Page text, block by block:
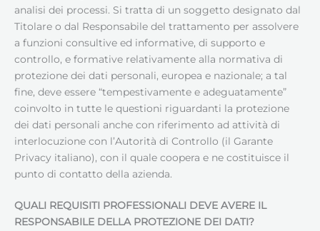
analisi dei processi. Si tratta di un soggetto designato dal
Titolare o dal Responsabile del trattamento per assolvere
a funzioni consultive ed informative, di supporto e
controllo, e formative relativamente alla normativa di
protezione dei dati personali, europea e nazionale; a tal
fine, deve essere “tempestivamente e adeguatamente”
coinvolto in tutte le questioni riguardanti la protezione
dei dati personali anche con riferimento ad attività di
interlocuzione con l’Autorità di Controllo (il Garante
Privacy italiano), con il quale coopera e ne costituisce il
punto di contatto della azienda.
QUALI REQUISITI PROFESSIONALI DEVE AVERE IL
RESPONSABILE DELLA PROTEZIONE DEI DATI?